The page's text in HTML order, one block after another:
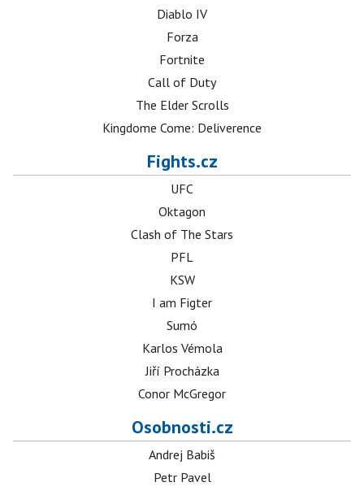
Diablo IV
Forza
Fortnite
Call of Duty
The Elder Scrolls
Kingdome Come: Deliverence
Fights.cz
UFC
Oktagon
Clash of The Stars
PFL
KSW
I am Figter
Sumó
Karlos Vémola
Jiří Procházka
Conor McGregor
Osobnosti.cz
Andrej Babiš
Petr Pavel